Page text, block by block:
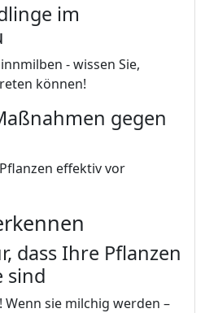
im
- wissen Sie,
können!
gegen
effektiv vor
dass Ihre Pflanzen
sind
sie milchig werden –